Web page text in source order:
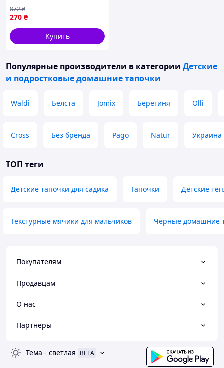
243R2931
270 ₴
872₴
Купить
Популярные производители в категории Детские
и подростковые домашние тапочки
Waldi Белста Jomix Берегиня Olli
Cross Без бренда Pago Natur Украина
ТОП теги
Детские тапочки для садика Тапочки Детские
Текстурные мячики для мальчиков Черные домашние
Покупателям
Продавцам
О нас
Партнеры
Тема - светлая BETA